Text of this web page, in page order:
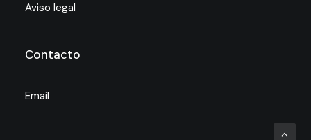
Aviso legal
Contacto
Email